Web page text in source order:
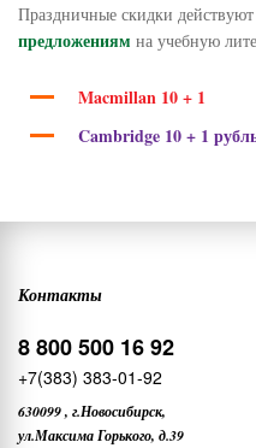
Праздничные скидки
предложениям на учебную
Macmillan 10 + 1
Cambridge 10 + 1
Контакты
8 800 500 16 92
+7(383) 383-01-92
630099, г.Новосибирск,
ул.Максима Горького, д.39